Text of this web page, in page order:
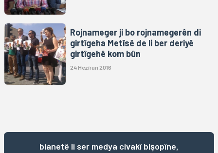
Rojnameger ji bo rojnamegerên di
girtîgeha Metîsê de li ber deriyê
girtîgehê kom bûn
24 Hezîran 2016
bianetê li ser medya civakî bişopîne,